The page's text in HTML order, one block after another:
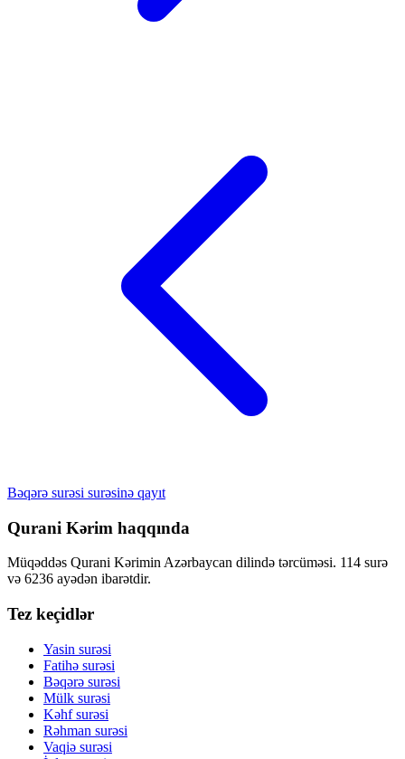
Bəqərə surəsi surəsinə qayıt
Qurani Kərim haqqında
Müqəddəs Qurani Kərimin Azərbaycan dilində tərcüməsi. 114 surə
və 6236 ayədən ibarətdir.
Tez keçidlər
Yasin surəsi
Fatihə surəsi
Bəqərə surəsi
Mülk surəsi
Kəhf surəsi
Rəhman surəsi
Vaqiə surəsi